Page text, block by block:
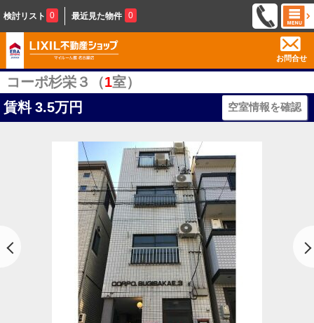
検討リスト 0 最近見た物件 0
お問合せ
コーポ杉栄３（1室）
賃料 3.5万円 空室情報を確認